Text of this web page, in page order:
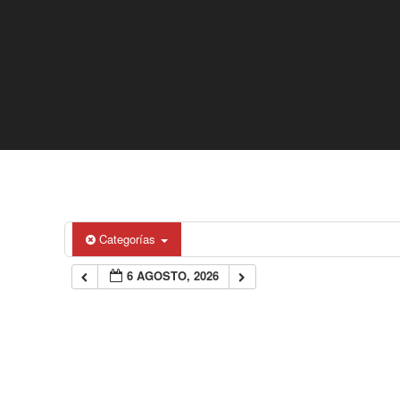
Categorías
6 AGOSTO, 2026